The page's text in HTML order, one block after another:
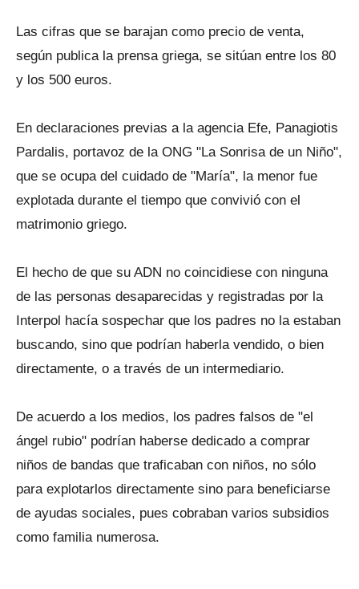
Las cifras que se barajan como precio de venta,
según publica la prensa griega, se sitúan entre los 80
y los 500 euros.
En declaraciones previas a la agencia Efe, Panagiotis
Pardalis, portavoz de la ONG "La Sonrisa de un Niño",
que se ocupa del cuidado de "María", la menor fue
explotada durante el tiempo que convivió con el
matrimonio griego.
El hecho de que su ADN no coincidiese con ninguna
de las personas desaparecidas y registradas por la
Interpol hacía sospechar que los padres no la estaban
buscando, sino que podrían haberla vendido, o bien
directamente, o a través de un intermediario.
De acuerdo a los medios, los padres falsos de "el
ángel rubio" podrían haberse dedicado a comprar
niños de bandas que traficaban con niños, no sólo
para explotarlos directamente sino para beneficiarse
de ayudas sociales, pues cobraban varios subsidios
como familia numerosa.